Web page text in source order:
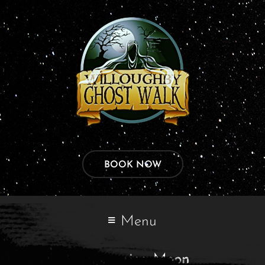
BOOK NOW
Menu
Categories:Moon